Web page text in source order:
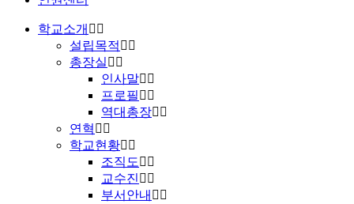
학교소개
설립목적
총장실
인사말
프로필
역대총장
연혁
학교현황
조직도
교수진
부서안내